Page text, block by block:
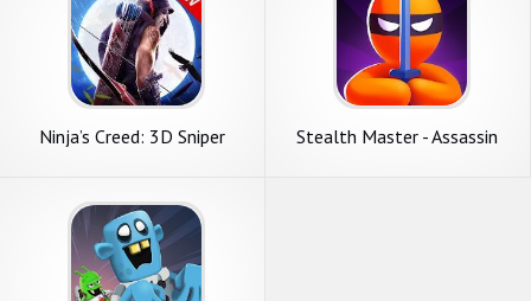
Ninja’s Creed: 3D Sniper
Stealth Master - Assassin